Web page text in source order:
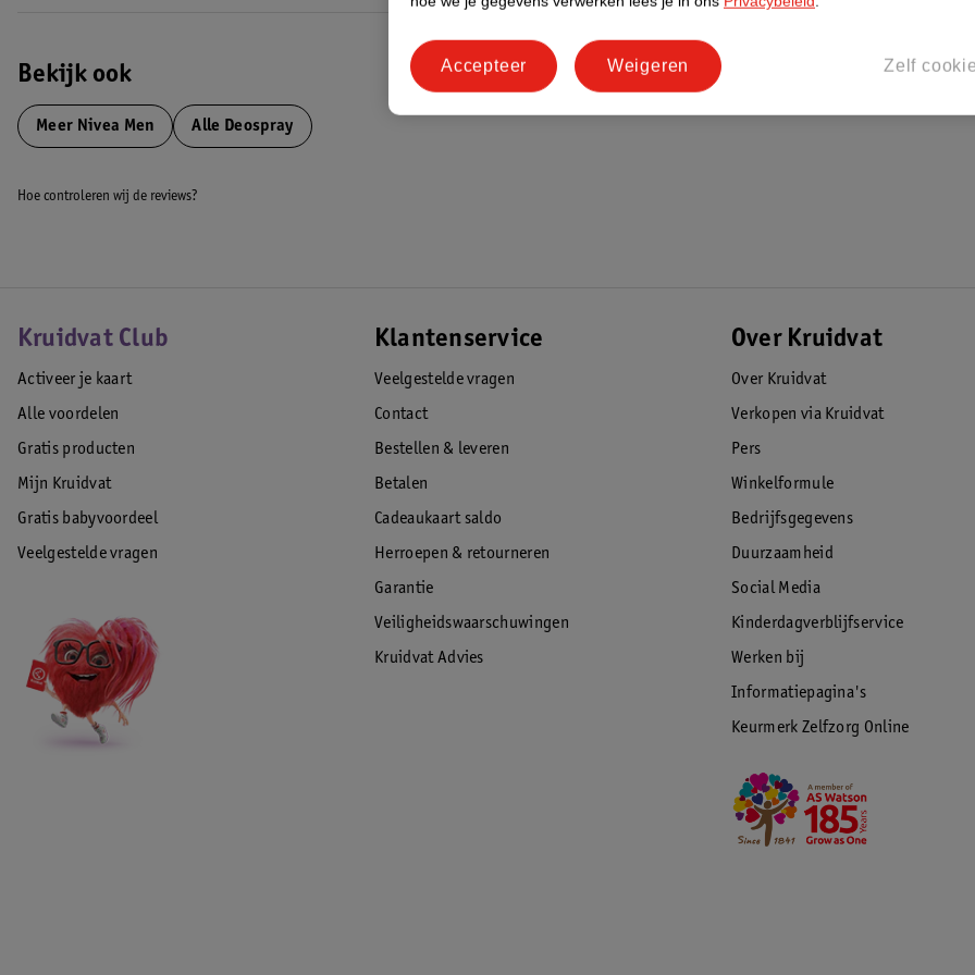
Bekijk ook
Meer Nivea Men Alle Deospray
Hoe controleren wij de reviews?
Kruidvat Club
Activeer je kaart
Alle voordelen
Gratis producten
Mijn Kruidvat
Gratis babyvoordeel
Veelgestelde vragen
Klantenservice
Veelgestelde vragen
Contact
Bestellen & leveren
Betalen
Cadeaukaart saldo
Herroepen & retourneren
Garantie
Veiligheidswaarschuwingen
Kruidvat Advies
Over Kruidvat
Over Kruidvat
Verkopen via Kruidvat
Pers
Winkelformule
Bedrijfsgegevens
Duurzaamheid
Social Media
Kinderdagverblijfservice
Werken bij
Informatiepagina's
Keurmerk Zelfzorg Online
Zelf
Weigeren
Accepteer